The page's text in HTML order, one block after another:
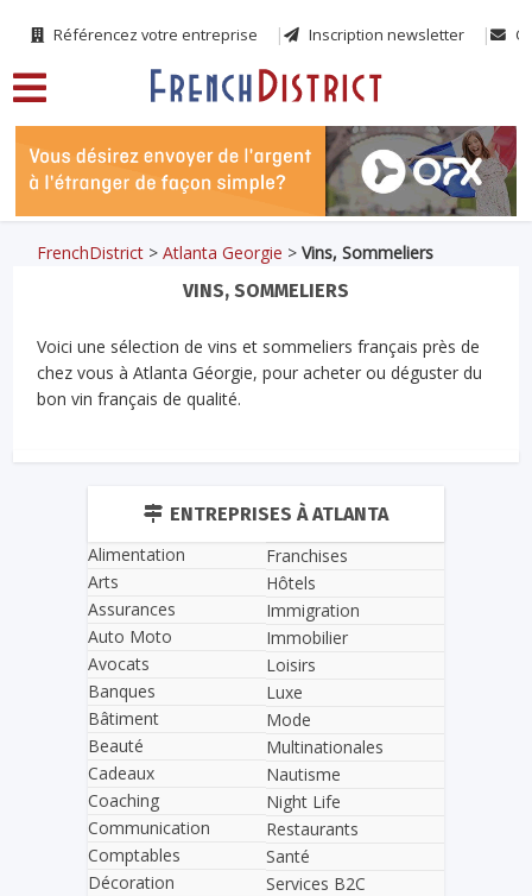
Référencez votre entreprise Inscription newsletter
FrenchDistrict >Atlanta Georgie >Vins, Sommeliers
VINS, SOMMELIERS
Voici une sélection de vins et sommeliers français près de
chez vous à Atlanta Géorgie, pour acheter ou déguster du
bon vin français de qualité.
ENTREPRISES À ATLANTA
Alimentation
Arts
Assurances
Auto Moto
Avocats
Banques
Bâtiment
Beauté
Cadeaux
Coaching
Communication
Comptables
Décoration
Franchises
Hôtels
Immigration
Immobilier
Loisirs
Luxe
Mode
Multinationales
Nautisme
Night Life
Restaurants
Santé
Services B2C